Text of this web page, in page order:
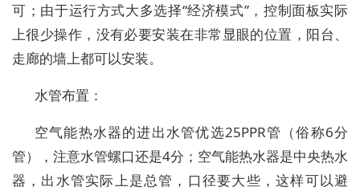
可；由于运行方式大多选择“经济模式”，控制面板实际
上很少操作，没有必要安装在非常显眼的位置，阳台、
走廊的墙上都可以安装。
水管布置：
空气能热水器的进出水管优选25PPR管（俗称6分
管），注意水管螺口还是4分；空气能热水器是中央热水
器，出水管实际上是总管，口径要大些，这样可以避